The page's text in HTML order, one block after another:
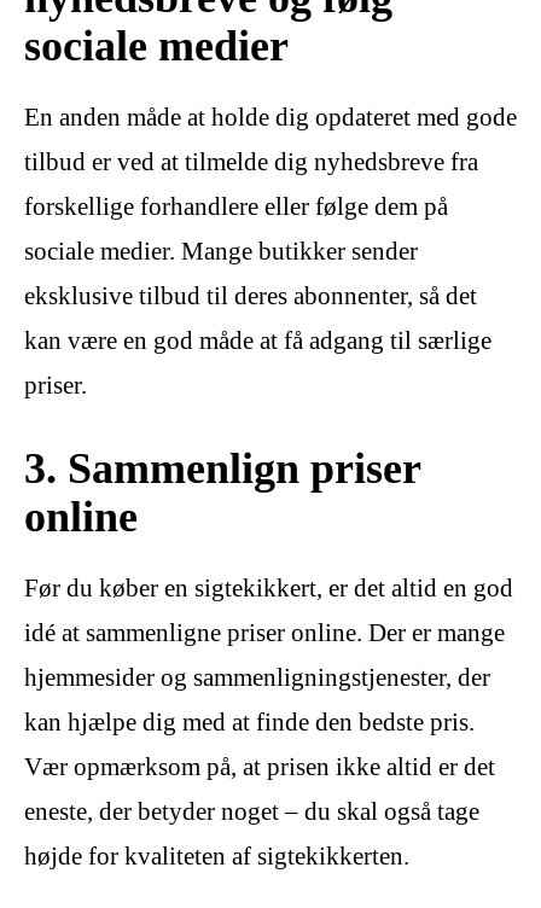
sociale medier
En anden måde at holde dig opdateret med gode
tilbud er ved at tilmelde dig nyhedsbreve fra
forskellige forhandlere eller følge dem på
sociale medier. Mange butikker sender
eksklusive tilbud til deres abonnenter, så det
kan være en god måde at få adgang til særlige
priser.
3. Sammenlign priser
online
Før du køber en sigtekikkert, er det altid en god
idé at sammenligne priser online. Der er mange
hjemmesider og sammenligningstjenester, der
kan hjælpe dig med at finde den bedste pris.
Vær opmærksom på, at prisen ikke altid er det
eneste, der betyder noget – du skal også tage
højde for kvaliteten af sigtekikkerten.